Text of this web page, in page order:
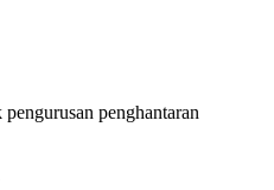
penghantaran